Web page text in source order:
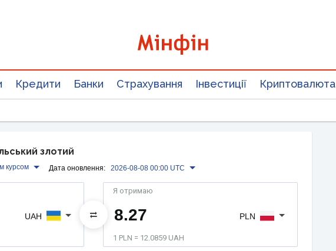
Кредити Банки Страхування Інвестиції Криптовалюта
злотий
курсом Дата оновлення: 2026-08-08 00:00 UTC
UAH
Я отримаю
1 PLN = 12.0859 UAH
PLN